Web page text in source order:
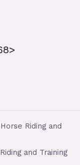
Riding and
and Training